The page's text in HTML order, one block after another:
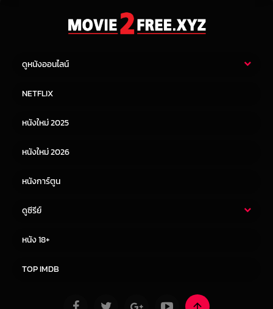
ดูหนังออนไลน์
หนังจีน
NETFLIX
หนังใหม่ 2025
หนังใหม่ 2026
หนังการ์ตูน
ดูซีรีย์
หนัง 18+
TOP IMDB